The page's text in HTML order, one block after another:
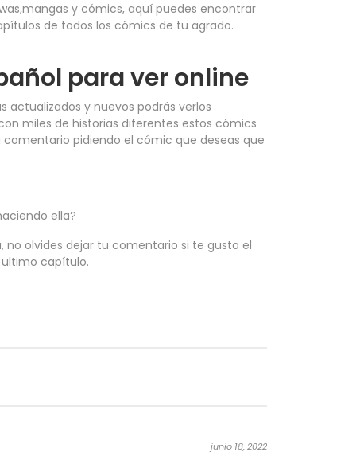
y cómics, aquí puedes encontrar
de todos los cómics de tu agrado.
para ver online
actualizados y nuevos podrás verlos
miles de historias diferentes estos cómics
pidiendo el cómic que deseas que
ella?
no olvides dejar tu comentario si te gusto el
capítulo.
junio 18, 2022